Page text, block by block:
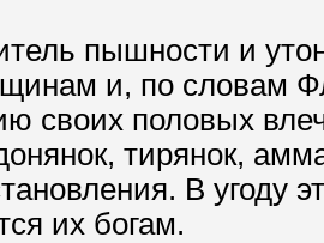
пышности и
и, по словам
своих половых
тирянок,
В угоду
их богам.